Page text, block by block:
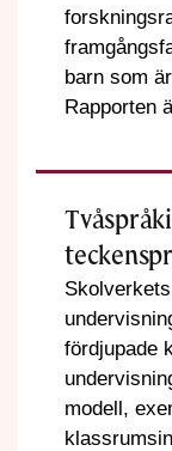
barn som
Rapporten
fördjupade
modell,